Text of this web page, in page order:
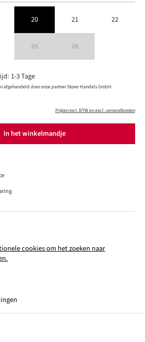
20 21 22
25 26
1-3 Tage
afgehandeld door onze partner Storer Handels GmbH.
Prijzen incl. BTW en excl. verzendkosten
In het winkelmandje
cookies om het zoeken naar